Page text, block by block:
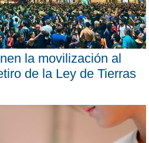
la movilización al
de la Ley de Tierras